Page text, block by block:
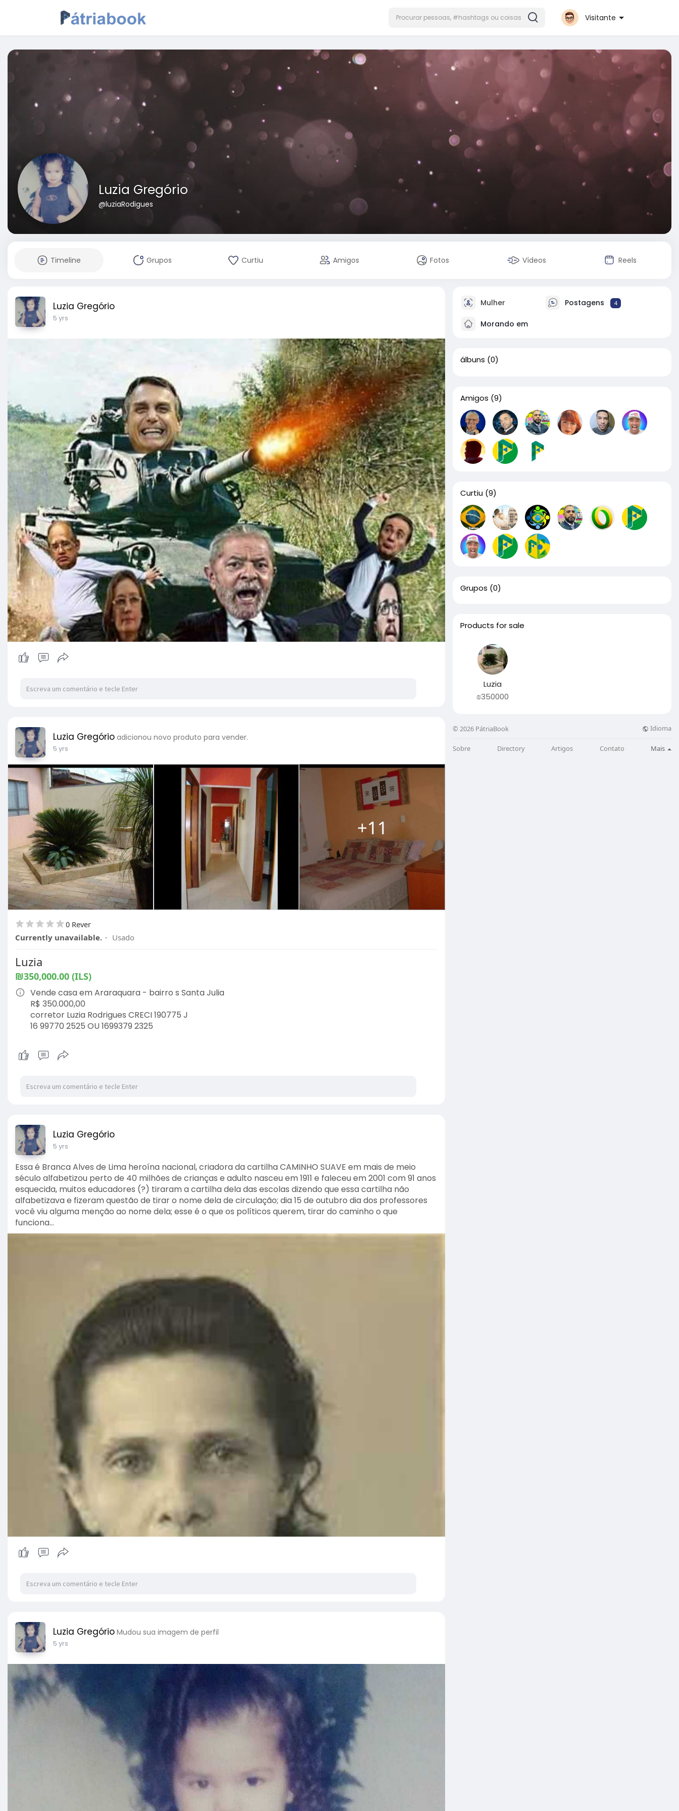
Visitante
Luzia Gregório
@luziaRodigues
Timeline Grupos Curtiu Amigos Fotos Vídeos Reels
Luzia Gregório
5 yrs
Luzia Gregório adicionou novo produto para vender.
5 yrs
+11
0 Rever
Currently unavailable. · Usado
Luzia
₪350,000.00 (ILS)
Vende casa em Araraquara - bairro s Santa Julia
R$ 350.000,00
corretor Luzia Rodrigues CRECI 190775 J
16 99770 2525 OU 1699379 2325
Luzia Gregório
5 yrs
Essa é Branca Alves de Lima heroína nacional, criadora da cartilha CAMINHO SUAVE em mais de meio
século alfabetizou perto de 40 milhões de crianças e adulto nasceu em 1911 e faleceu em 2001 com 91 anos
esquecida, muitos educadores (?) tiraram a cartilha dela das escolas dizendo que essa cartilha não
alfabetizava e fizeram questão de tirar o nome dela de circulação; dia 15 de outubro dia dos professores
você viu alguma menção ao nome dela; esse é o que os políticos querem, tirar do caminho o que
funciona...
Luzia Gregório Mudou sua imagem de perfil
5 yrs
Mulher Postagens 4
Morando em
álbuns (0)
Amigos (9)
Curtiu (9)
Grupos (0)
Products for sale
Luzia
₪350000
© 2026 PátriaBook Idioma
Sobre Directory Artigos Contato Mais